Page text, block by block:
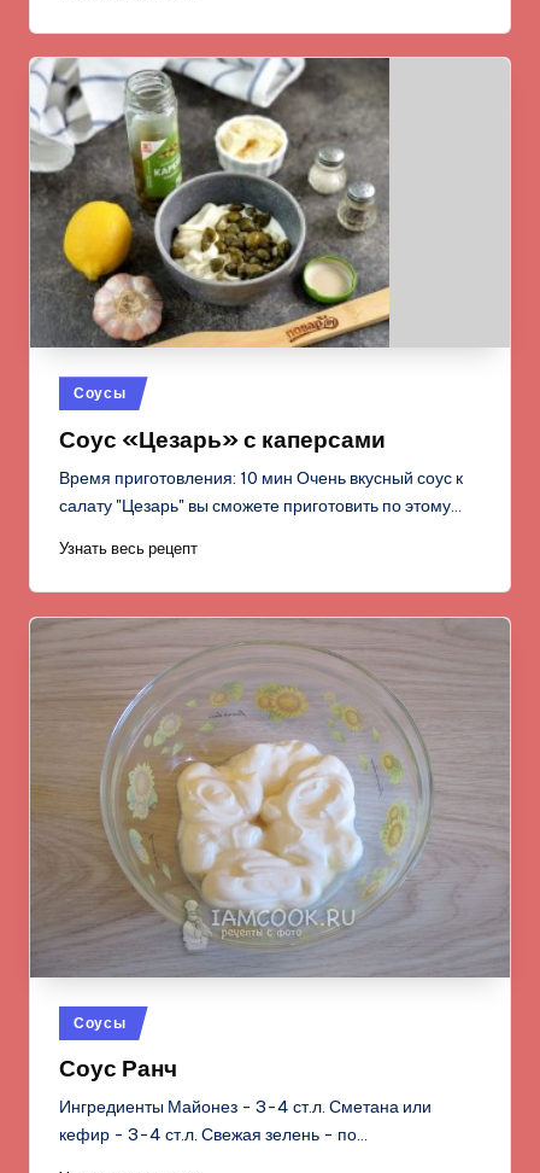
Опубликовано
в
Соусы
Соус «Цезарь» с каперсами
Время приготовления: 10 мин Очень вкусный соус к
салату "Цезарь" вы сможете приготовить по этому…
Узнать весь рецепт
Опубликовано
в
Соусы
Соус Ранч
Ингредиенты Майонез - 3-4 ст.л. Сметана или
кефир - 3-4 ст.л. Свежая зелень - по…